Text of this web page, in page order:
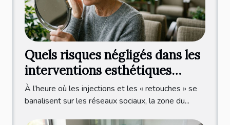
Quels risques négligés dans les
interventions esthétiques
autour de l’œil ?
À l’heure où les injections et les « retouches » se
banalisent sur les réseaux sociaux, la zone du...